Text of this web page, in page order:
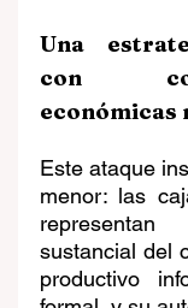
Una
con
económicas
Este ataque
menor: las
sustancial del
productivo